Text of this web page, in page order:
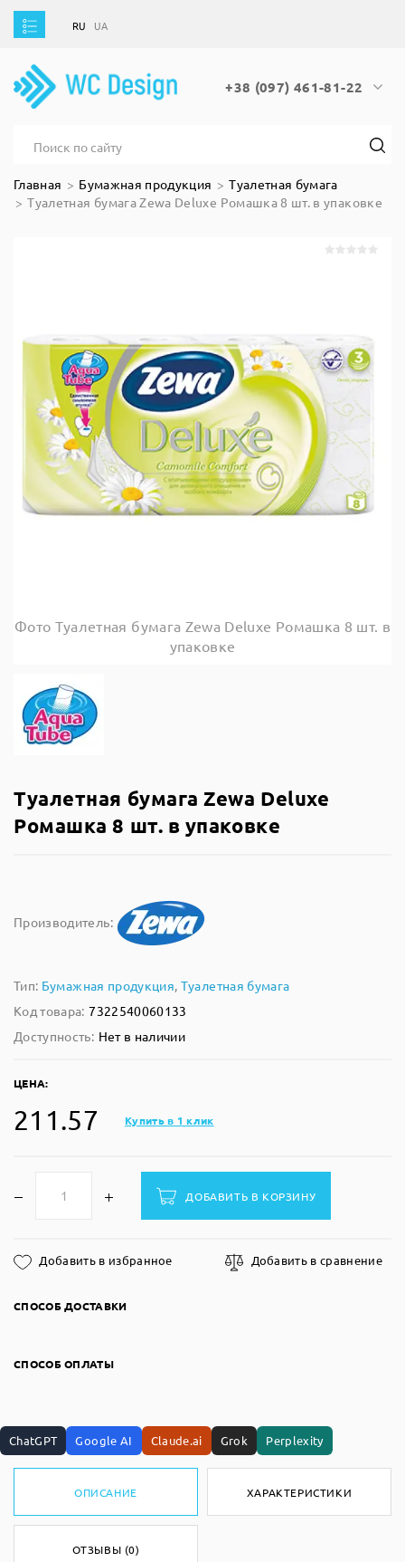
UA
+38 (097) 461-81-22
RU UA
Главная Бумажная продукция
Туалетная бумага
Туалетная бумага Zewa Deluxe Ромашка 8 шт. в упаковке
Фото Туалетная бумага Zewa Deluxe Ромашка 8 шт. в
упаковке
Туалетная бумага Zewa Deluxe
Ромашка 8 шт. в упаковке
Производитель:
Тип: Бумажная продукция, Туалетная бумага
Код товара: 7322540060133
Доступность: Нет в наличии
ЦЕНА:
211.57 Купить в 1 клик
ДОБАВИТЬ В КОРЗИНУ
Добавить в избранное Добавить в сравнение
СПОСОБ ДОСТАВКИ
СПОСОБ ОПЛАТЫ
ChatGPT Google AI Claude.ai Grok Perplexity
ОПИСАНИЕ ХАРАКТЕРИСТИКИ
ОТЗЫВЫ (0)